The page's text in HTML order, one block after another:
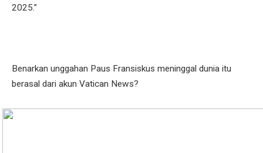
2025.”
Benarkan unggahan Paus Fransiskus meninggal dunia itu
berasal dari akun Vatican News?